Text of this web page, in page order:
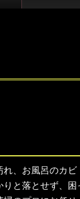
れ、お風呂のカ
と落とせず、困